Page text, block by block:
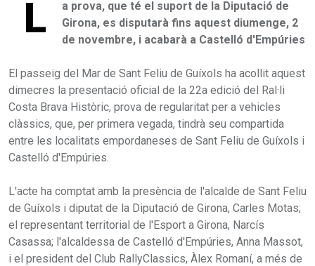
L
a prova, que té el suport de la Diputació de
Girona, es disputarà fins aquest diumenge, 2
de novembre, i acabarà a Castelló d'Empúries
El passeig del Mar de Sant Feliu de Guíxols ha acollit aquest
dimecres la presentació oficial de la 22a edició del Ral·li
Costa Brava Històric, prova de regularitat per a vehicles
clàssics, que, per primera vegada, tindrà seu compartida
entre les localitats empordaneses de Sant Feliu de Guíxols i
Castelló d'Empúries.
L'acte ha comptat amb la presència de l'alcalde de Sant Feliu
de Guíxols i diputat de la Diputació de Girona, Carles Motas;
el representant territorial de l'Esport a Girona, Narcís
Casassa; l'alcaldessa de Castelló d'Empúries, Anna Massot,
i el president del Club RallyClassics, Àlex Romaní, a més de